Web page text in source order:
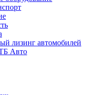
лизинг автомобилей
Авто